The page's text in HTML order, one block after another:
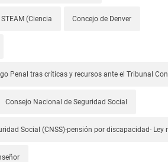
(Ciencia Concejo de Denver
Penal tras críticas y recursos ante el Tribunal
Consejo Nacional de Seguridad Social
Social (CNSS)-pensión por discapacidad- Ley